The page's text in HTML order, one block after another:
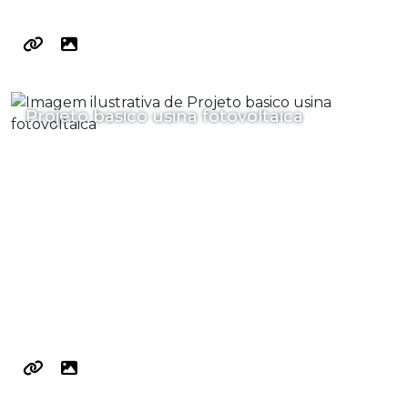
Projeto basico usina fotovoltaica